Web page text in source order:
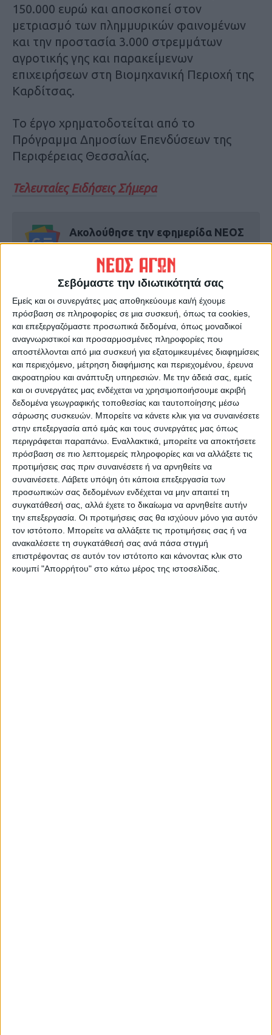
Σεβόμαστε την ιδιωτικότητά σας
Εμείς και οι συνεργάτες μας αποθηκεύουμε και/ή έχουμε
πρόσβαση σε πληροφορίες σε μια συσκευή, όπως τα cookies,
και επεξεργαζόμαστε προσωπικά δεδομένα, όπως μοναδικοί
αναγνωριστικοί και προσαρμοσμένες πληροφορίες που
αποστέλλονται από μια συσκευή για εξατομικευμένες διαφημίσεις
και περιεχόμενο, μέτρηση διαφήμισης και περιεχομένου, έρευνα
ακροατηρίου και ανάπτυξη υπηρεσιών. Με την άδειά σας, εμείς
και οι συνεργάτες μας ενδέχεται να χρησιμοποιήσουμε ακριβή
δεδομένα γεωγραφικής τοποθεσίας και ταυτοποίησης μέσω
σάρωσης συσκευών. Μπορείτε να κάνετε κλικ για να συναινέσετε
στην επεξεργασία από εμάς και τους συνεργάτες μας όπως
περιγράφεται παραπάνω. Εναλλακτικά, μπορείτε να αποκτήσετε
πρόσβαση σε πιο λεπτομερείς πληροφορίες και να αλλάξετε τις
προτιμήσεις σας πριν συναινέσετε ή να αρνηθείτε να
συναινέσετε. Λάβετε υπόψη ότι κάποια επεξεργασία των
προσωπικών σας δεδομένων ενδέχεται να μην απαιτεί τη
συγκατάθεσή σας, αλλά έχετε το δικαίωμα να αρνηθείτε αυτήν
την επεξεργασία. Οι προτιμήσεις σας θα ισχύουν μόνο για αυτόν
τον ιστότοπο. Μπορείτε να αλλάξετε τις προτιμήσεις σας ή να
ανακαλέσετε τη συγκατάθεσή σας ανά πάσα στιγμή
επιστρέφοντας σε αυτόν τον ιστότοπο και κάνοντας κλικ στο
κουμπί "Απορρήτου" στο κάτω μέρος της ιστοσελίδας.
150.000 ευρώ και αποσκοπεί στον
μετριασμό των πλημμυρικών φαινομένων
και την προστασία 3.000 στρεμμάτων
αγροτικής γης και παρακείμενων
επιχειρήσεων στη Βιομηχανική Περιοχή της
Καρδίτσας.
Το έργο χρηματοδοτείται από το
Πρόγραμμα Δημοσίων Επενδύσεων της
Περιφέρειας Θεσσαλίας.
Τελευταίες Ειδήσεις Σήμερα
Ακολούθησε την εφημερίδα ΝΕΟΣ
ΑΓΩΝ στο Google News!
Όλες οι εξελίξεις στην περιοχή της
Καρδίτσας και ευρύτερα της Θεσσαλίας
ΠΡΟΗΓΟΥΜΕΝΟ ΑΡΘΡΟ
Σε δημοπράτηση βγήκε το
έργο της ενεργειακής
αναβάθμισης του δικαστικού
μεγάρου Καρδίτσας
ΕΠΟΜΕΝΟ ΑΡΘΡΟ
Οι... εξορίες της Aναγέννησης!
ΝΕΟΣ ΑΓΩΝ
https://neosagon.gr
Η Αρχαιότερη Καθημερινή Πρωινή Εφημερίδα της Καρδίτσας